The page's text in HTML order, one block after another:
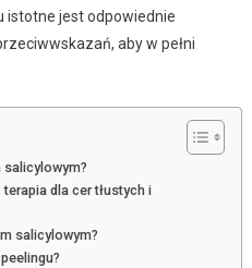
istotne jest odpowiednie
aby w pełni
salicylowym?
dla cer tłustych i
salicylowym?